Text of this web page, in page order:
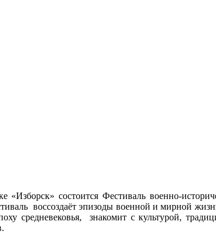
«Изборск» состоится Фестиваль военно-
воссоздаёт эпизоды военной и мирной
средневековья, знакомит с культурой,